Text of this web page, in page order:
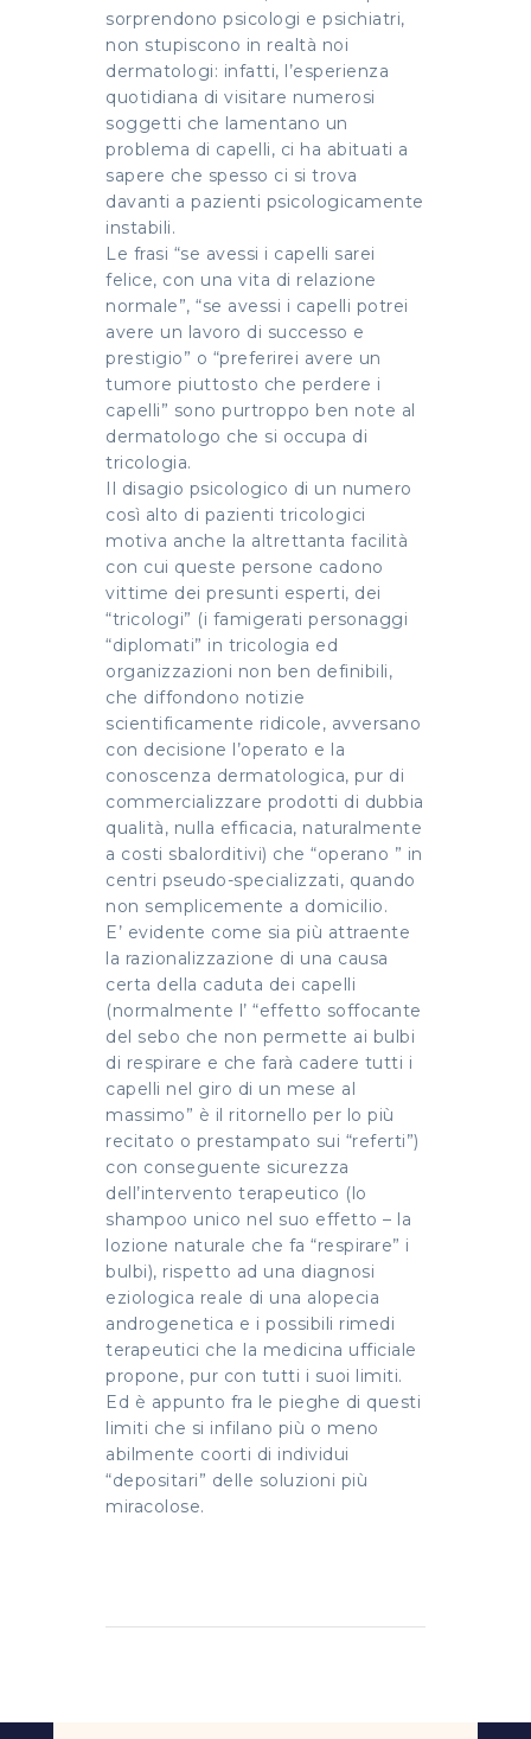
sorprendono psicologi e psichiatri,
non stupiscono in realtà noi
dermatologi: infatti, l’esperienza
quotidiana di visitare numerosi
soggetti che lamentano un
problema di capelli, ci ha abituati a
sapere che spesso ci si trova
davanti a pazienti psicologicamente
instabili.
Le frasi “se avessi i capelli sarei
felice, con una vita di relazione
normale”, “se avessi i capelli potrei
avere un lavoro di successo e
prestigio” o “preferirei avere un
tumore piuttosto che perdere i
capelli” sono purtroppo ben note al
dermatologo che si occupa di
tricologia.
Il disagio psicologico di un numero
così alto di pazienti tricologici
motiva anche la altrettanta facilità
con cui queste persone cadono
vittime dei presunti esperti, dei
“tricologi” (i famigerati personaggi
“diplomati” in tricologia ed
organizzazioni non ben definibili,
che diffondono notizie
scientificamente ridicole, avversano
con decisione l’operato e la
conoscenza dermatologica, pur di
commercializzare prodotti di dubbia
qualità, nulla efficacia, naturalmente
a costi sbalorditivi) che “operano ” in
centri pseudo-specializzati, quando
non semplicemente a domicilio.
E’ evidente come sia più attraente
la razionalizzazione di una causa
certa della caduta dei capelli
(normalmente l’ “effetto soffocante
del sebo che non permette ai bulbi
di respirare e che farà cadere tutti i
capelli nel giro di un mese al
massimo” è il ritornello per lo più
recitato o prestampato sui “referti”)
con conseguente sicurezza
dell’intervento terapeutico (lo
shampoo unico nel suo effetto – la
lozione naturale che fa “respirare” i
bulbi), rispetto ad una diagnosi
eziologica reale di una alopecia
androgenetica e i possibili rimedi
terapeutici che la medicina ufficiale
propone, pur con tutti i suoi limiti.
Ed è appunto fra le pieghe di questi
limiti che si infilano più o meno
abilmente coorti di individui
“depositari” delle soluzioni più
miracolose.